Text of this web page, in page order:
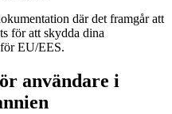
där det framgår att
för att skydda dina
EU/EES.
användare i